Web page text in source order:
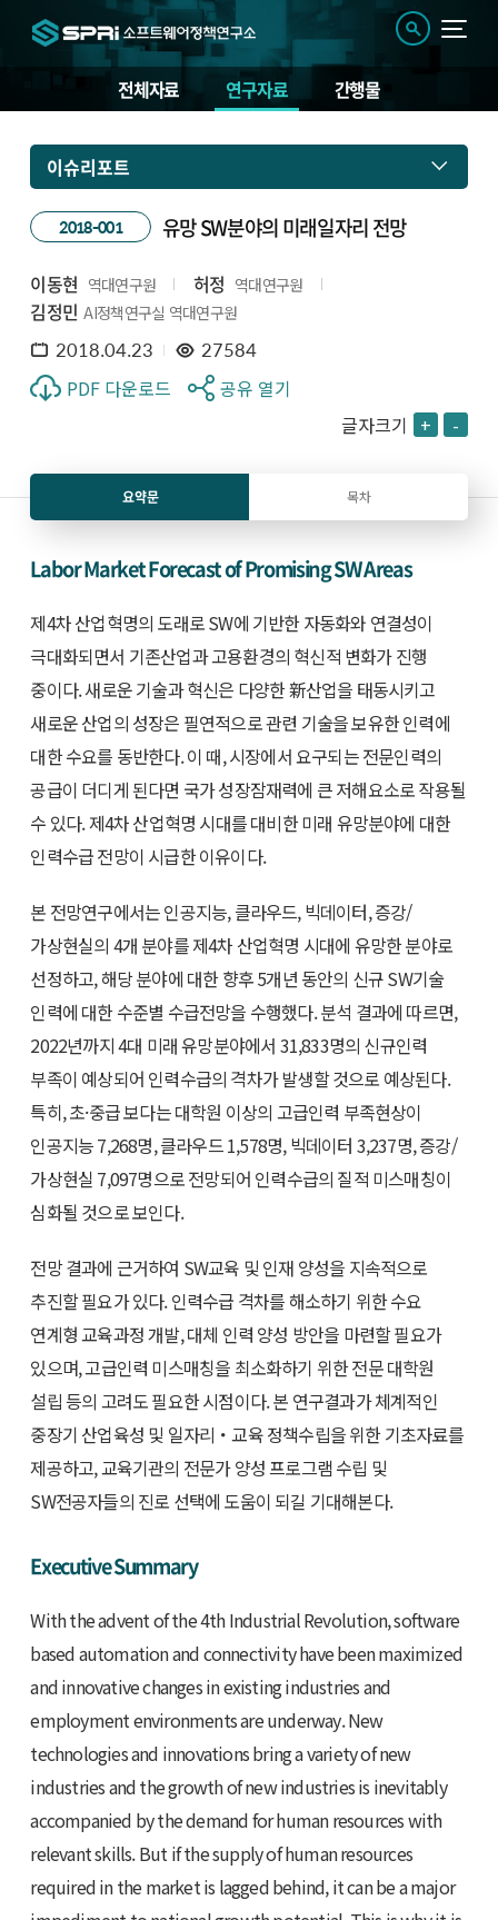
전체자료 연구자료 간행물
이슈리포트
2018-001 유망 SW분야의 미래일자리 전망
이동현 역대연구원 허정 역대연구원
김정민 AI정책연구실 역대연구원
2018.04.23 27584
PDF 다운로드
공유 열기
글자크기 + -
요약문 목차
Labor Market Forecast of Promising SW Areas
제4차 산업혁명의 도래로 SW에 기반한 자동화와 연결성이
극대화되면서 기존산업과 고용환경의 혁신적 변화가 진행
중이다. 새로운 기술과 혁신은 다양한 新산업을 태동시키고
새로운 산업의 성장은 필연적으로 관련 기술을 보유한 인력에
대한 수요를 동반한다. 이 때, 시장에서 요구되는 전문인력의
공급이 더디게 된다면 국가 성장잠재력에 큰 저해요소로 작용될
수 있다. 제4차 산업혁명 시대를 대비한 미래 유망분야에 대한
인력수급 전망이 시급한 이유이다.
본 전망연구에서는 인공지능, 클라우드, 빅데이터, 증강/
가상현실의 4개 분야를 제4차 산업혁명 시대에 유망한 분야로
선정하고, 해당 분야에 대한 향후 5개년 동안의 신규 SW기술
인력에 대한 수준별 수급전망을 수행했다. 분석 결과에 따르면,
2022년까지 4대 미래 유망분야에서 31,833명의 신규인력
부족이 예상되어 인력수급의 격차가 발생할 것으로 예상된다.
특히, 초·중급 보다는 대학원 이상의 고급인력 부족현상이
인공지능 7,268명, 클라우드 1,578명, 빅데이터 3,237명, 증강/
가상현실 7,097명으로 전망되어 인력수급의 질적 미스매칭이
심화될 것으로 보인다.
전망 결과에 근거하여 SW교육 및 인재 양성을 지속적으로
추진할 필요가 있다. 인력수급 격차를 해소하기 위한 수요
연계형 교육과정 개발, 대체 인력 양성 방안을 마련할 필요가
있으며, 고급인력 미스매칭을 최소화하기 위한 전문 대학원
설립 등의 고려도 필요한 시점이다. 본 연구결과가 체계적인
중장기 산업육성 및 일자리・교육 정책수립을 위한 기초자료를
제공하고, 교육기관의 전문가 양성 프로그램 수립 및
SW전공자들의 진로 선택에 도움이 되길 기대해본다.
Executive Summary
With the advent of the 4th Industrial Revolution, software
based automation and connectivity have been maximized
and innovative changes in existing industries and
employment environments are underway. New
technologies and innovations bring a variety of new
industries and the growth of new industries is inevitably
accompanied by the demand for human resources with
relevant skills. But if the supply of human resources
required in the market is lagged behind, it can be a major